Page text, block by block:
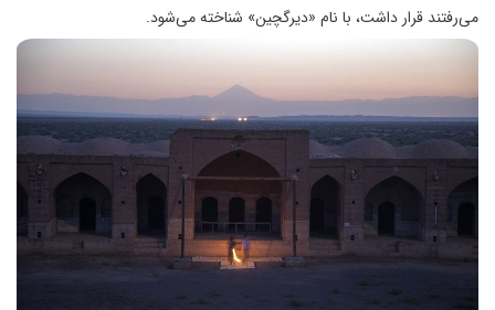
می‌رفتند قرار داشت، با نام «دیرگچین» شناخته می‌شود.